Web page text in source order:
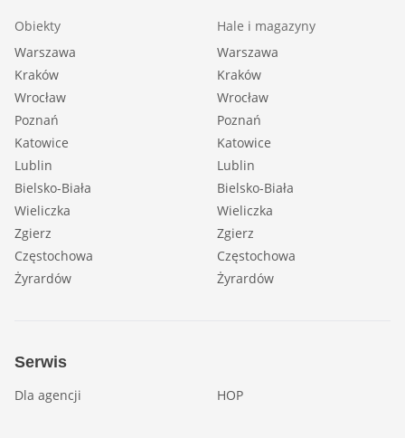
Obiekty
Warszawa
Kraków
Wrocław
Poznań
Katowice
Lublin
Bielsko-Biała
Wieliczka
Zgierz
Częstochowa
Żyrardów
Hale i magazyny
Warszawa
Kraków
Wrocław
Poznań
Katowice
Lublin
Bielsko-Biała
Wieliczka
Zgierz
Częstochowa
Żyrardów
Serwis
Dla agencji HOP